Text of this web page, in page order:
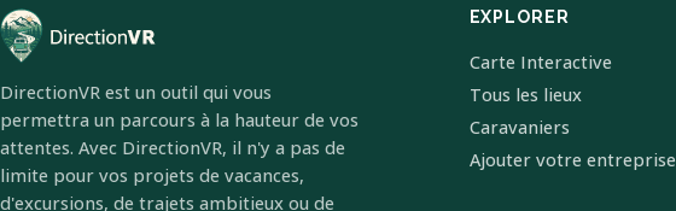
DirectionVR est un outil qui vous
permettra un parcours à la hauteur de vos
attentes. Avec DirectionVR, il n'y a pas de
limite pour vos projets de vacances,
d'excursions, de trajets ambitieux ou de
EXPLORER
Carte Interactive
Tous les lieux
Caravaniers
Ajouter votre entreprise